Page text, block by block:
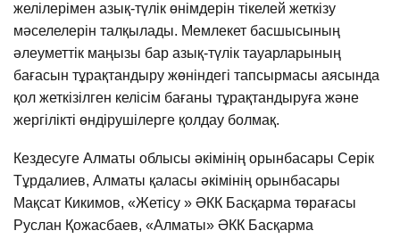
желілерімен азық-түлік өнімдерін тікелей жеткізу
мәселелерін талқылады. Мемлекет басшысының
әлеуметтік маңызы бар азық-түлік тауарларының
бағасын тұрақтандыру жөніндегі тапсырмасы аясында
қол жеткізілген келісім бағаны тұрақтандыруға және
жергілікті өндірушілерге қолдау болмақ.
Кездесуге Алматы облысы әкімінің орынбасары Серік
Тұрдалиев, Алматы қаласы әкімінің орынбасары
Мақсат Кикимов, «Жетісу » ӘКК Басқарма төрағасы
Руслан Қожасбаев, «Алматы» ӘКК Басқарма